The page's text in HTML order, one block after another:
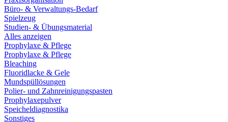
Büro- & Verwaltungs-Bedarf
Spielzeug
Studien- & Übungsmaterial
Alles anzeigen
Prophylaxe & Pflege
Prophylaxe & Pflege
Bleaching
Fluoridlacke & Gele
Mundspüllösungen
Polier- und Zahnreinigungspasten
Prophylaxepulver
Speicheldiagnostika
Sonstiges